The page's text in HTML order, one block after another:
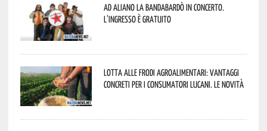
Ad Aliano la Bandabardò in concerto.
L’ingresso è gratuito
Lotta alle frodi agroalimentari: vantaggi
concreti per i consumatori lucani. Le novità